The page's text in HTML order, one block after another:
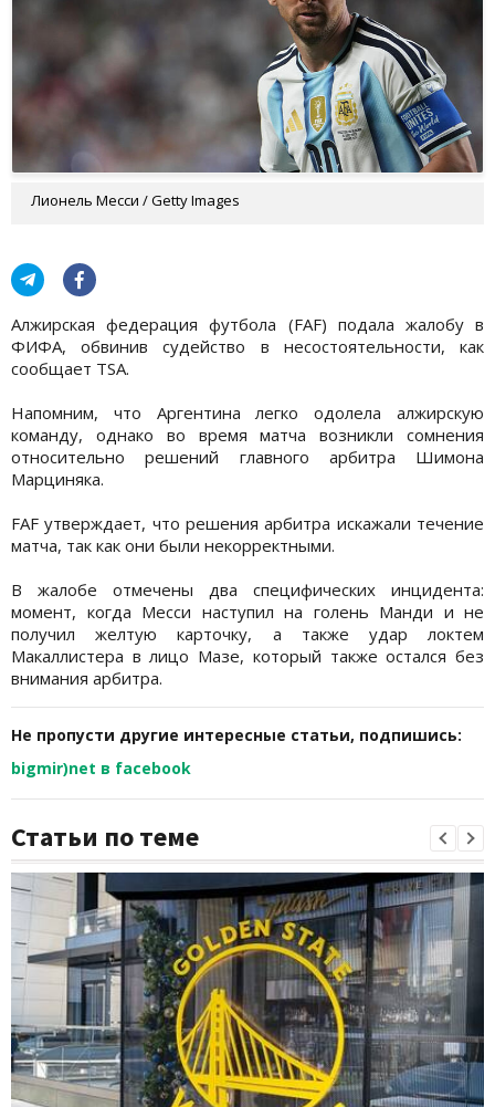
Лионель Месси / Getty Images
Алжирская федерация футбола (FAF) подала жалобу в
ФИФА, обвинив судейство в несостоятельности, как
сообщает TSA.
Напомним, что Аргентина легко одолела алжирскую
команду, однако во время матча возникли сомнения
относительно решений главного арбитра Шимона
Марциняка.
FAF утверждает, что решения арбитра искажали течение
матча, так как они были некорректными.
В жалобе отмечены два специфических инцидента:
момент, когда Месси наступил на голень Манди и не
получил желтую карточку, а также удар локтем
Макаллистера в лицо Мазе, который также остался без
внимания арбитра.
Не пропусти другие интересные статьи, подпишись:
bigmir)net в facebook
Статьи по теме